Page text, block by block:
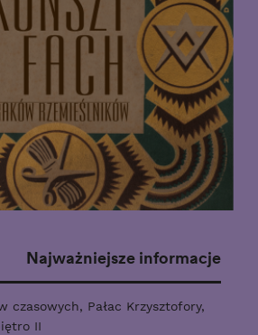
Najważniejsze informacje
czasowych, Pałac Krzysztofory,
II